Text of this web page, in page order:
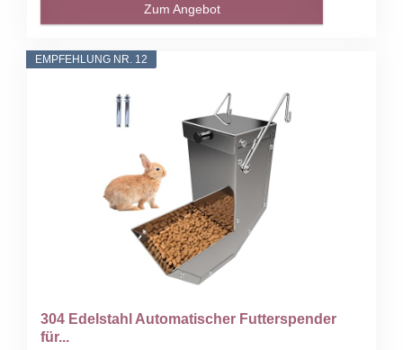
Zum Angebot
EMPFEHLUNG NR. 12
304 Edelstahl Automatischer Futterspender
für...